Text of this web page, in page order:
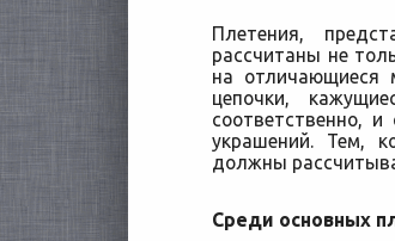
Плетения,
рассчитаны не
на отличающиеся
цепочки,
соответственно,
украшений. Тем,
должны
Среди основных